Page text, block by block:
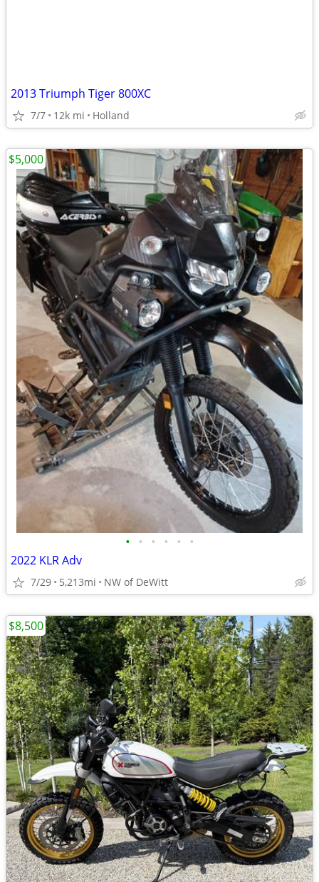
2013 Triumph Tiger 800XC
7/7 12k mi Holland
• • • • • •
2022 KLR Adv
7/29 5,213mi NW of DeWitt
$5,000
$8,500